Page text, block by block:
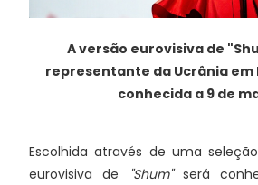
A versão eurovisiva de
representante da Ucrânia em
conhecida a 9 de
Escolhida através de uma
eurovisiva de
"Shum"será